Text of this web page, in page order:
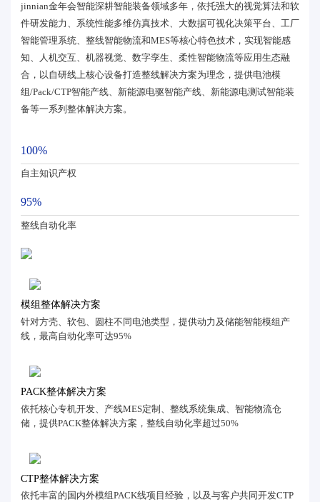
jinnian金年会智能深耕智能装备领域多年，依托强大的视觉算法和软
件研发能力、系统性能多维仿真技术、大数据可视化决策平台、工厂
智能管理系统、整线智能物流和MES等核心特色技术，实现智能感
知、人机交互、机器视觉、数字孪生、柔性智能物流等应用生态融
合，以自研线上核心设备打造整线解决方案为理念，提供电池模
组/Pack/CTP智能产线、新能源电驱智能产线、新能源电测试智能装
备等一系列整体解决方案。
100%
自主知识产权
95%
整线自动化率
模组整体解决方案
针对方壳、软包、圆柱不同电池类型，提供动力及储能智能模组产
线，最高自动化率可达95%
PACK整体解决方案
依托核心专机开发、产线MES定制、整线系统集成、智能物流仓
储，提供PACK整体解决方案，整线自动化率超过50%
CTP整体解决方案
依托丰富的国内外模组PACK线项目经验，以及与客户共同开发CTP